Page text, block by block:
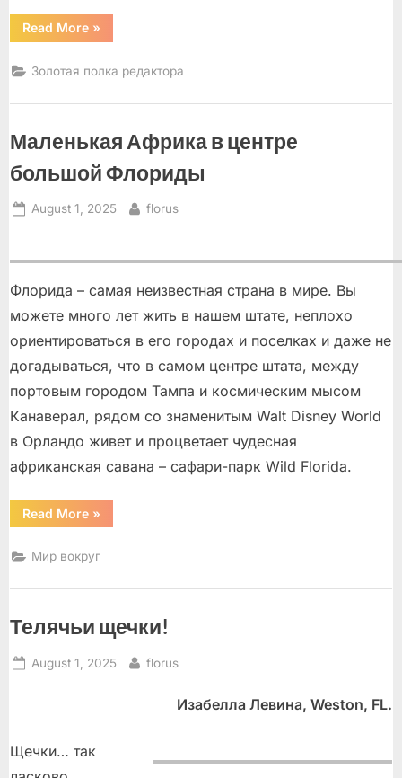
Read More“Слон”
»
Золотая полка редактора
Маленькая Африка в центре
большой Флориды
Posted
August 1, 2025 By
florus
Флорида – самая неизвестная страна в мире. Вы
можете много лет жить в нашем штате, неплохо
ориентироваться в его городах и поселках и даже не
догадываться, что в самом центре штата, между
портовым городом Тампа и космическим мысом
Канаверал, рядом со знаменитым Walt Disney World
в Орландо живет и процветает чудесная
африканская савана – сафари-парк Wild Florida.
Read More“Маленькая
Африка
центре
большой
»
Мир вокруг
Телячьи щечки!
Posted
August 1, 2025 By
florus
Изабелла Левина, Weston, FL.
Щечки… так